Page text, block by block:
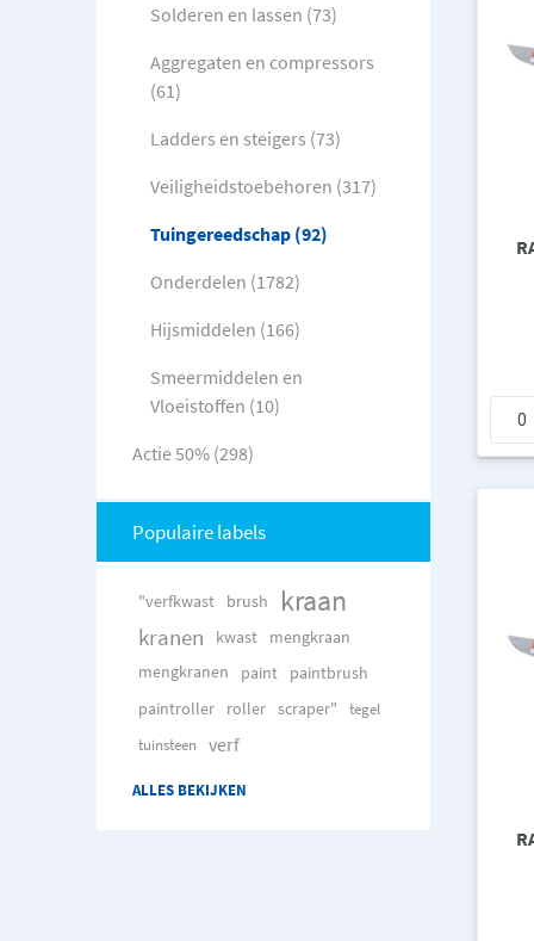
Solderen en lassen (73)
Aggregaten en compressors
(61)
Ladders en steigers (73)
Veiligheidstoebehoren (317)
Tuingereedschap (92)
Onderdelen (1782)
Hijsmiddelen (166)
Smeermiddelen en
Vloeistoffen (10)
Actie 50% (298)
Populaire labels
"verfkwast brush kraan
kranen kwast mengkraan
mengkranen paint
paintbrush
paintroller
roller scraper"
tegel
tuinsteen
verf
ALLES BEKIJKEN